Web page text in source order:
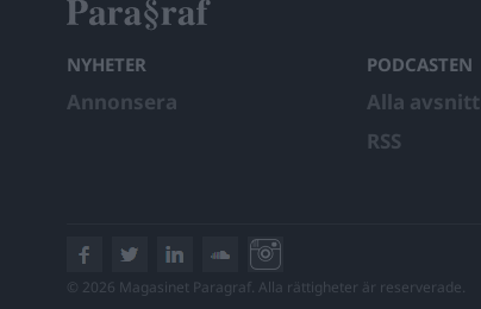
NYHETER
Annonsera
PODCASTEN
Alla avsnitt
RSS
© 2026 Magasinet Paragraf. Alla rättigheter är reserverade.